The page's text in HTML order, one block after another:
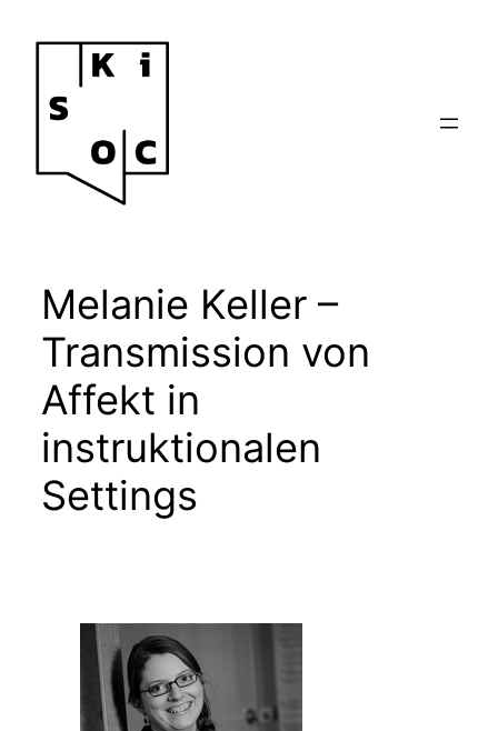
Inhalt
Melanie Keller –
Transmission von
Affekt in
instruktionalen
Settings